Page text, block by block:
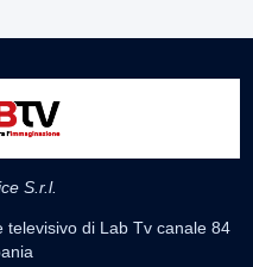
S.r.l.
televisivo di Lab Tv canale 84